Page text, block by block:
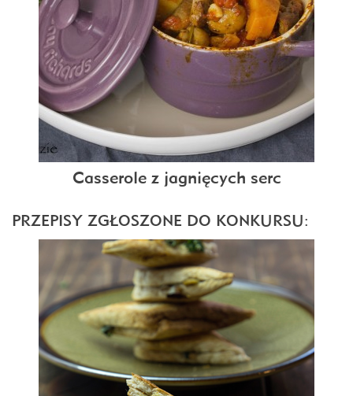
Casserole z jagnięcych serc
PRZEPISY ZGŁOSZONE DO KONKURSU: